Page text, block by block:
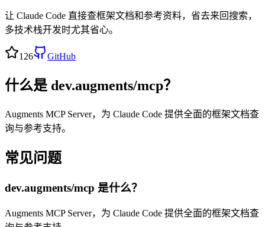
让 Claude Code 直接查框架文档和参考资料，省去来回搜索，
多技术栈开发时尤其省心。
126 GitHub
什么是 dev.augments/mcp？
Augments MCP Server，为 Claude Code 提供全面的框架文档查
询与参考支持。
常见问题
dev.augments/mcp 是什么？
Augments MCP Server，为 Claude Code 提供全面的框架文档查